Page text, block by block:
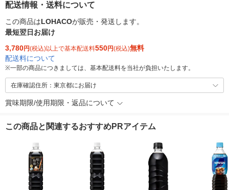
配送情報・送料について
この商品はLOHACOが販売・発送します。
最短翌日お届け
3,780円(税込)以上で基本配送料550円(税込)無料
配送料について
※一部の商品につきましては、基本配送料を当社が負担いたします。
在庫確認住所：東京都にお届け
賞味期限/使用期限・返品について
この商品と関連するおすすめPRアイテム